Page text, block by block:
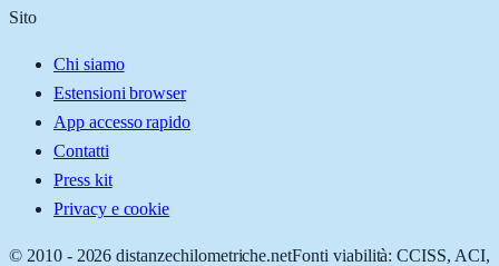
Sito
Chi siamo
Estensioni browser
App accesso rapido
Contatti
Press kit
Privacy e cookie
© 2010 - 2026 distanzechilometriche.netFonti viabilità: CCISS, ACI,